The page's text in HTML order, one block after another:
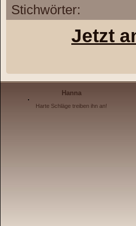
Stichwörter:
Jetzt
Hanna
Harte Schläge treiben ihn an!